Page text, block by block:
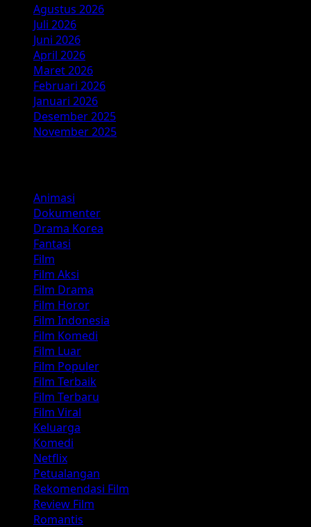
Agustus 2026
Juli 2026
Juni 2026
April 2026
Maret 2026
Februari 2026
Januari 2026
Desember 2025
November 2025
Animasi
Dokumenter
Drama Korea
Fantasi
Film
Film Aksi
Film Drama
Film Horor
Film Indonesia
Film Komedi
Film Luar
Film Populer
Film Terbaik
Film Terbaru
Film Viral
Keluarga
Komedi
Netflix
Petualangan
Rekomendasi Film
Review Film
Romantis